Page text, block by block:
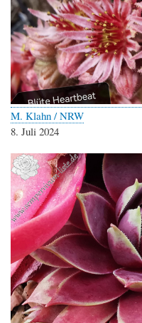
M. Klahn / NRW
8. Juli 2024